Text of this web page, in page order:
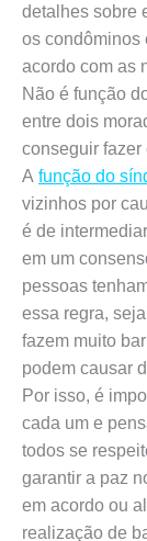
detalhes sobre
os condôminos
acordo com as
Não é função
entre dois
conseguir fazer
A função do
vizinhos por
é de
em um
pessoas
essa regra,
fazem muito
podem causar
Por isso, é
cada um e
todos se
garantir a paz
em acordo ou
realização de